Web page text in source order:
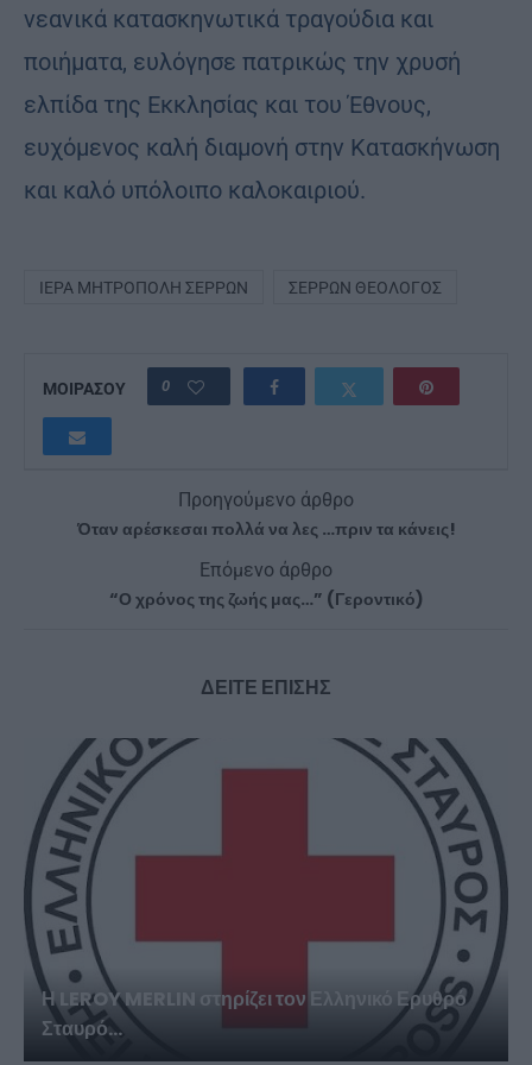
νεανικά κατασκηνωτικά τραγούδια και
ποιήματα, ευλόγησε πατρικώς την χρυσή
ελπίδα της Εκκλησίας και του Έθνους,
ευχόμενος καλή διαμονή στην Κατασκήνωση
και καλό υπόλοιπο καλοκαιριού.
ΙΕΡΆ ΜΗΤΡΌΠΟΛΗ ΣΕΡΡΏΝ ΣΕΡΡΏΝ ΘΕΟΛΌΓΟΣ
ΜΟΙΡΑΣΟΥ 0
Προηγούμενο άρθρο
Όταν αρέσκεσαι πολλά να λες …πριν τα κάνεις!
Επόμενο άρθρο
“Ο χρόνος της ζωής μας…” (Γεροντικό)
ΔΕΙΤΕ ΕΠΙΣΗΣ
Η LEROY MERLIN στηρίζει τον Ελληνικό Ερυθρό
Σταυρό...